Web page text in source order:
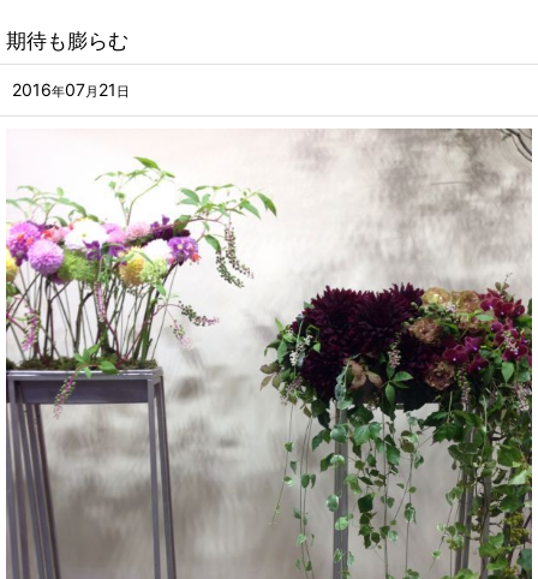
期待も膨らむ
2016年07月 21 日